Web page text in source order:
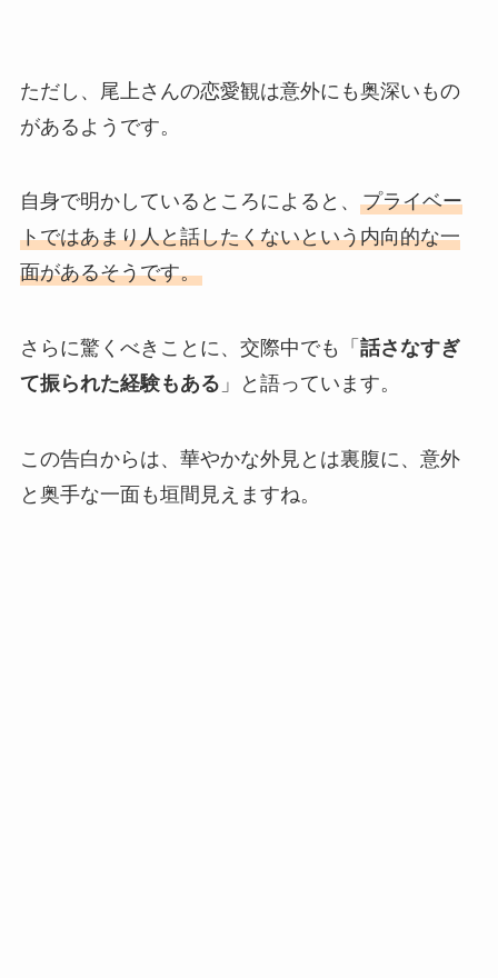
ただし、尾上さんの恋愛観は意外にも奥深いもの
があるようです。
自身で明かしているところによると、 プライベー
トではあまり人と話したくないという内向的な一
面があるそうです。
さらに驚くべきことに、交際中でも「 話さなすぎ
て振られた経験もある 」と語っています。
この告白からは、華やかな外見とは裏腹に、意外
と奥手な一面も垣間見えますね。